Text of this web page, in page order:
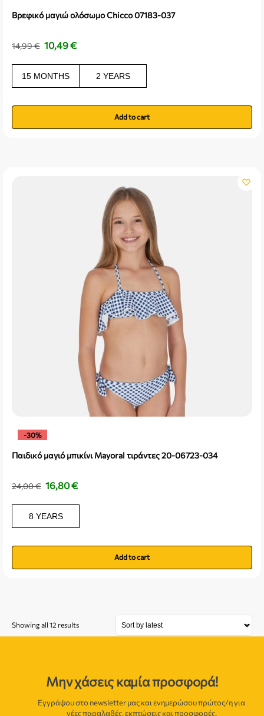
Βρεφικό μαγιώ ολόσωμο Chicco 07183-037
14,99€ 10,49€
15 MONTHS 2 YEARS
Add to cart
-30%
Παιδικό μαγιό μπικίνι Mayoral τιράντες 20-06723-034
24,00€ 16,80€
8 YEARS
Add to cart
Showing all 12 results
Μην χάσεις καμία προσφορά!
Εγγράψου στο newsletter μας και ενημερώσου πρώτος/η για
νέες παραλαβές, εκπτώσεις και προσφορές.